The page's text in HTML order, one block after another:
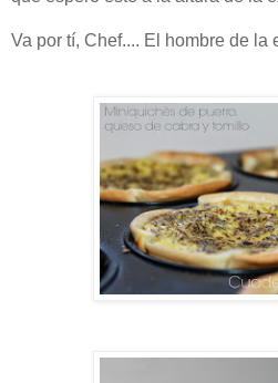
Va por tí, Chef.... El hombre de la